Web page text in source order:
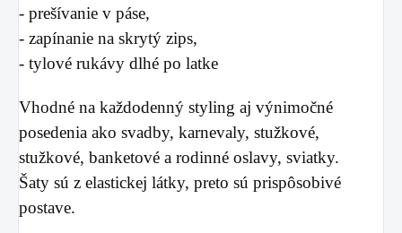
- prešívanie v páse,
- zapínanie na skrytý zips,
- tylové rukávy dlhé po latke
Vhodné na každodenný styling aj výnimočné
posedenia ako svadby, karnevaly, stužkové,
stužkové, banketové a rodinné oslavy, sviatky.
Šaty sú z elastickej látky, preto sú prispôsobivé
postave.